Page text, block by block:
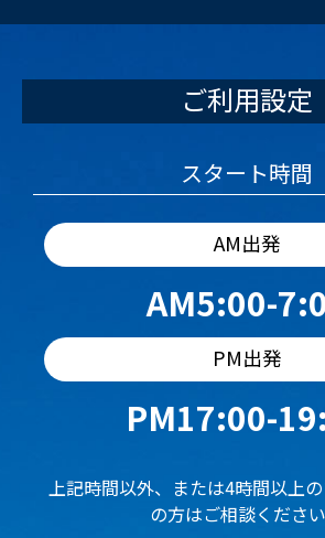
ご利用設定
スタート時間
AM出発
AM5:00-
PM出発
PM17:00-
上記時間以外、または4時間以上
の方はご相談ください